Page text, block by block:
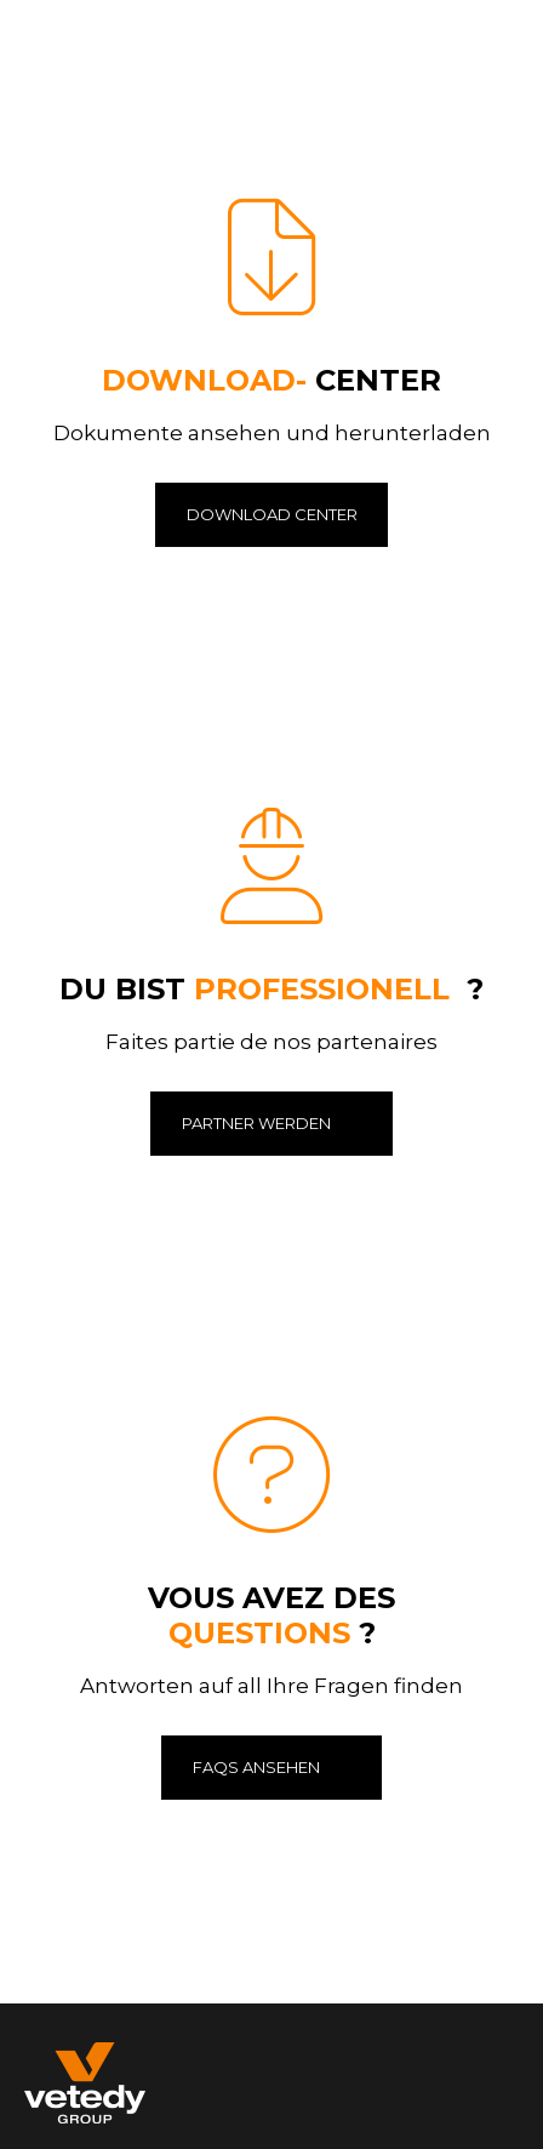
DOWNLOAD- CENTER
Dokumente ansehen und herunterladen
DOWNLOAD CENTER
DU BIST PROFESSIONELL ?
Faites partie de nos partenaires
PARTNER WERDEN
VOUS AVEZ DES
QUESTIONS?
Antworten auf all Ihre Fragen finden
FAQS ANSEHEN